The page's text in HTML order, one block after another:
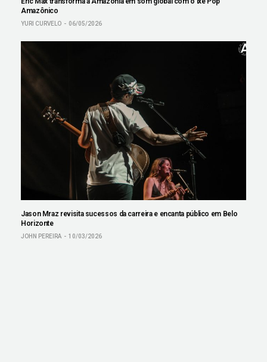
Amazônico
YURI CURVELO 06/05/2026
Jason Mraz revisita sucessos da carreira e encanta público em Belo
Horizonte
JOHN PEREIRA 10/03/2026